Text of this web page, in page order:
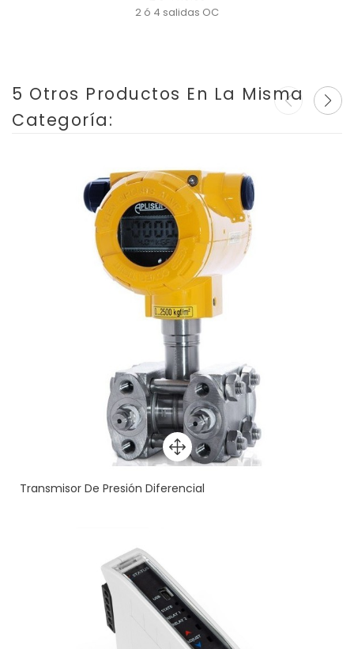
2 ó 4 salidas OC
5 Otros Productos En La Misma
Categoría:
Transmisor De Presión Diferencial